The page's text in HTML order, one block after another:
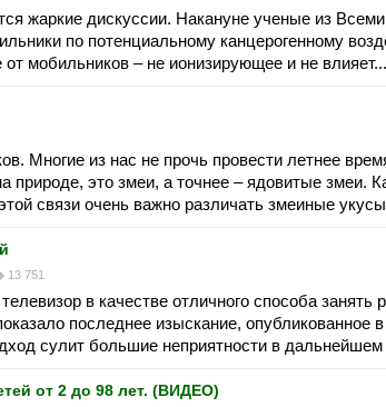
жаркие дискуссии. Накануне ученые из
по потенциальному канцерогенному
мобильников – не ионизирующее и не влияет...
Многие из нас не прочь провести летнее
природе, это змеи, а точнее – ядовитые змеи.
связи очень важно различать змеиные
13 751
в качестве отличного способа занять
последнее изыскание, опубликованное
сулит большие неприятности в дальнейшем
от 2 до 98 лет. (ВИДЕО)